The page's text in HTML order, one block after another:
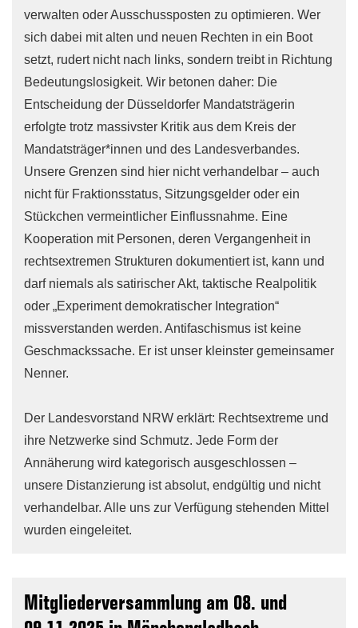
verwalten oder Ausschussposten zu optimieren. Wer
sich dabei mit alten und neuen Rechten in ein Boot
setzt, rudert nicht nach links, sondern treibt in Richtung
Bedeutungslosigkeit. Wir betonen daher: Die
Entscheidung der Düsseldorfer Mandatsträgerin
erfolgte trotz massivster Kritik aus dem Kreis der
Mandatsträger*innen und des Landesverbandes.
Unsere Grenzen sind hier nicht verhandelbar – auch
nicht für Fraktionsstatus, Sitzungsgelder oder ein
Stückchen vermeintlicher Einflussnahme. Eine
Kooperation mit Personen, deren Vergangenheit in
rechtsextremen Strukturen dokumentiert ist, kann und
darf niemals als satirischer Akt, taktische Realpolitik
oder „Experiment demokratischer Integration“
missverstanden werden. Antifaschismus ist keine
Geschmackssache. Er ist unser kleinster gemeinsamer
Nenner.
Der Landesvorstand NRW erklärt: Rechtsextreme und
ihre Netzwerke sind Schmutz. Jede Form der
Annäherung wird kategorisch ausgeschlossen –
unsere Distanzierung ist absolut, endgültig und nicht
verhandelbar. Alle uns zur Verfügung stehenden Mittel
wurden eingeleitet.
Mitgliederversammlung am 08. und